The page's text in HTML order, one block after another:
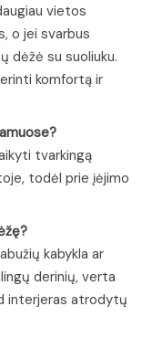
vietos
o jei svarbus
dėžė su suoliuku.
komfortą ir
tvarkingą
todėl prie įėjimo
kabykla ar
derinių, verta
interjeras atrodytų